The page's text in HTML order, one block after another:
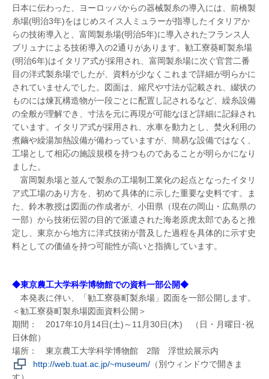
日本に伝わった、ヨーロッパからの器械製糸の導入には、前橋製
糸場(明治3年)をはじめスイス人ミュラーが指導したイタリアか
らの技術導入と、富岡製糸場(明治5年)に導入されたフランス人
ブリュナによる技術導入の2通りがあります。勧工寮葵町製糸場
(明治6年)はイタリア式が採用され、富岡製糸場に次ぐ官営二番
目の洋式製糸場でしたが、資料が少なくこれまで詳細が明らかに
されていませんでした。図面は、縮尺や寸法が記載され、綴状の
ものには煉瓦構造物が一段ごとに配置し記されるなど、繰糸設備
の全般が理解でき、寸法を元に再現が可能なほど詳細に記録され
ています。イタリア式が採用され、水車を動力とし、焚火利用の
煮繭や繰湯加熱設備が備わっていますが、簡易な設備ではなく、
工場として相応の施設規模を持つものであることが明らかになり
ました。
富岡製糸場と並んで製糸の工場制工業化の起点となったイタリ
ア式工場のあり方を、初めて具体的に示した重要な史料です。ま
た、鈴木教授は図面の作成者が、小田県（現在の岡山・広島県の
一部）から技術伝習の目的で派遣された海老原虎太郎であると推
定し、東京から地方に洋式技術が普及した過程を具体的に示す史
料としての価値を持つ可能性が高いと指摘しています。
◆東京農工大学科学博物館での資料一部公開◆
本発表に伴い、「勧工寮葵町製糸場」図面を一部公開します。
＜勧工寮葵町製糸場図面資料公開＞
期間： 2017年10月14日(土)～11月30日(木) （日・月曜日･祝
日休館）
場所： 東京農工大学科学博物館 2階 浮世絵展示内
http://web.tuat.ac.jp/~museum/ （別ウィンドウで開きま